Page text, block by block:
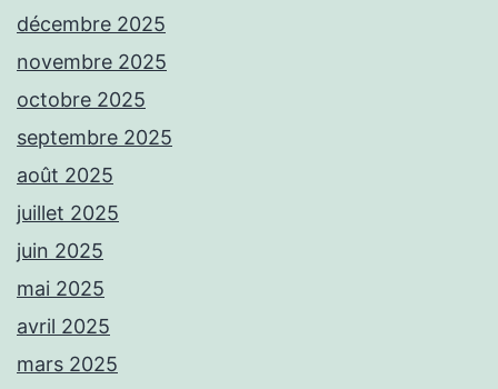
décembre 2025
novembre 2025
octobre 2025
septembre 2025
août 2025
juillet 2025
juin 2025
mai 2025
avril 2025
mars 2025